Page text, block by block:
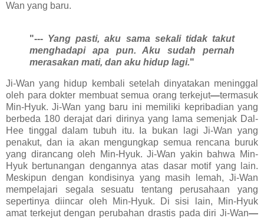
Wan yang baru.
"--- Yang pasti, aku sama sekali tidak takut
menghadapi apa pun. Aku sudah pernah
merasakan mati, dan aku hidup lagi."
Ji-Wan yang hidup kembali setelah dinyatakan meninggal
oleh para dokter membuat semua orang terkejut—termasuk
Min-Hyuk. Ji-Wan yang baru ini memiliki kepribadian yang
berbeda 180 derajat dari dirinya yang lama semenjak Dal-
Hee tinggal dalam tubuh itu. Ia bukan lagi Ji-Wan yang
penakut, dan ia akan mengungkap semua rencana buruk
yang dirancang oleh Min-Hyuk. Ji-Wan yakin bahwa Min-
Hyuk bertunangan dengannya atas dasar motif yang lain.
Meskipun dengan kondisinya yang masih lemah, Ji-Wan
mempelajari segala sesuatu tentang perusahaan yang
sepertinya diincar oleh Min-Hyuk. Di sisi lain, Min-Hyuk
amat terkejut dengan perubahan drastis pada diri Ji-Wan—